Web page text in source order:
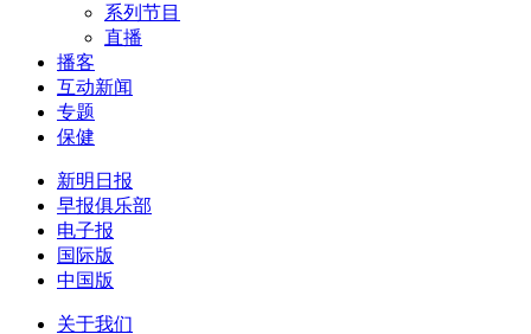
系列节目
直播
播客
互动新闻
专题
保健
新明日报
早报俱乐部
电子报
国际版
中国版
关于我们